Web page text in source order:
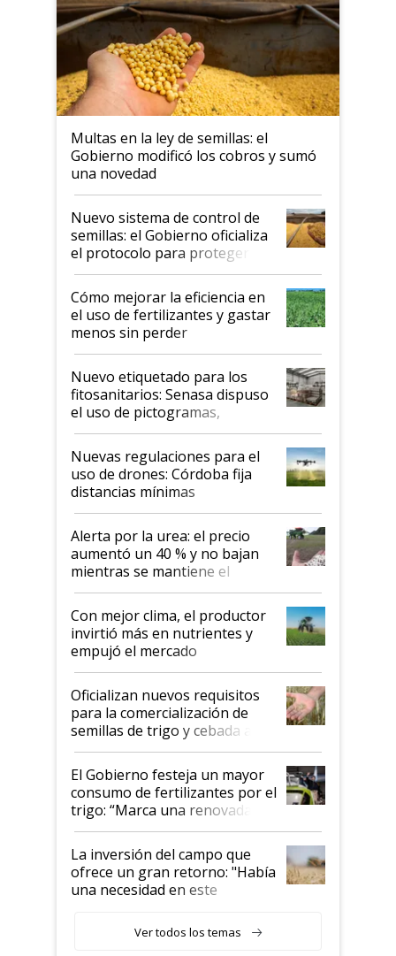
Multas en la ley de semillas: el
Gobierno modificó los cobros y sumó
una novedad
Nuevo sistema de control de
semillas: el Gobierno oficializa
el protocolo para proteger la
propiedad intelectual
Cómo mejorar la eficiencia en
el uso de fertilizantes y gastar
menos sin perder
productividad en la campaña
fina
Nuevo etiquetado para los
fitosanitarios: Senasa dispuso
el uso de pictogramas,
palabras de advertencia e
indicaciones
Nuevas regulaciones para el
uso de drones: Córdoba fija
distancias mínimas
Alerta por la urea: el precio
aumentó un 40 % y no bajan
mientras se mantiene el
conflicto en Medio Oriente
Con mejor clima, el productor
invirtió más en nutrientes y
empujó el mercado
Oficializan nuevos requisitos
para la comercialización de
semillas de trigo y cebada a
granel
El Gobierno festeja un mayor
consumo de fertilizantes por el
trigo: “Marca una renovada
confianza de los productores”
La inversión del campo que
ofrece un gran retorno: "Había
una necesidad en este
Ver todos los temas